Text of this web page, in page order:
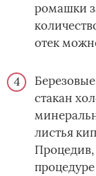
ромашки
отек
стакан
листья
Процедив,